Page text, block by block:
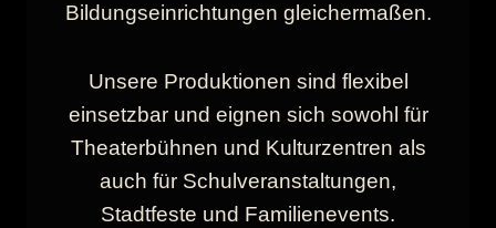
Bildungseinrichtungen gleichermaßen.
Unsere Produktionen sind flexibel
einsetzbar und eignen sich sowohl für
Theaterbühnen und Kulturzentren als
auch für Schulveranstaltungen,
Stadtfeste und Familienevents.